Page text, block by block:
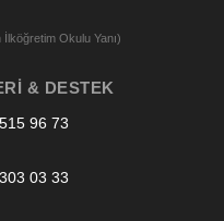
Okulu Yanı)
& DESTEK
96 73
03 33